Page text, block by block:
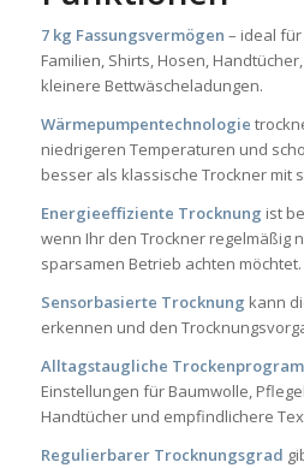
7 kg Fassungsvermögen – ideal
Familien, Shirts, Hosen,
kleinere Bettwäscheladungen.
Wärmepumpentechnologie
niedrigeren Temperaturen und
besser als klassische Trockner mit
Energieeffiziente Trocknung ist
wenn Ihr den Trockner regelmäßig
sparsamen Betrieb achten möchtet.
Sensorbasierte Trocknung kann
erkennen und den
Alltagstaugliche
Einstellungen für Baumwolle,
Handtücher und empfindlichere
Regulierbarer Trocknungsgrad